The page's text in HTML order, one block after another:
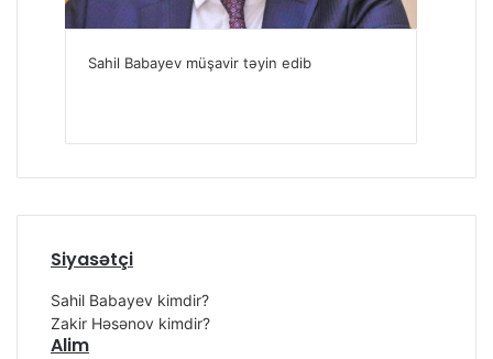
Sahil Babayev müşavir təyin edib
Siyasətçi
Sahil Babayev kimdir?
Zakir Həsənov kimdir?
Alim